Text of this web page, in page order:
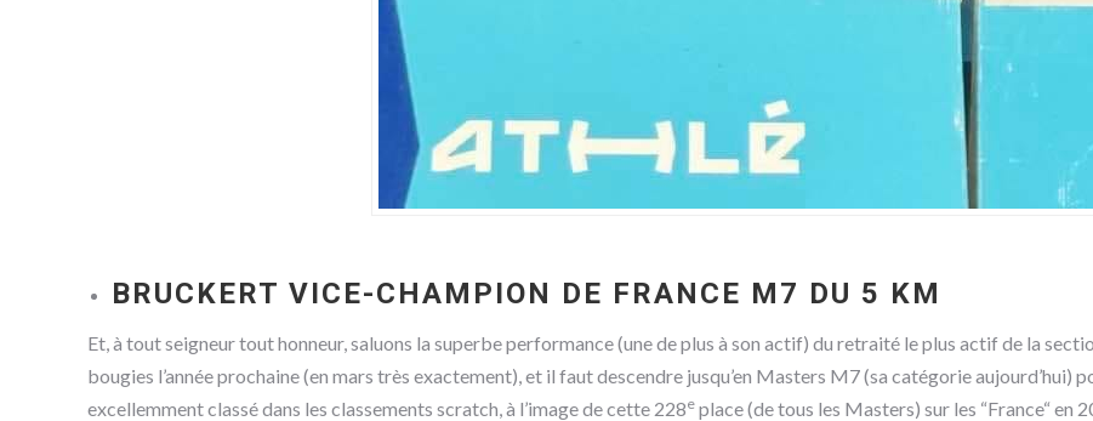
BRUCKERT VICE-CHAMPION DE FRANCE M7 DU 5 KM
Et, à tout seigneur tout honneur, saluons la superbe performance (une de plus à son actif) du retraité le plus actif de la
bougies l’année prochaine (en mars très exactement), et il faut descendre jusqu’en Masters M7 (sa catégorie aujourd’hui)
excellemment classé dans les classements scratch, à l’image de cette 228e place (de tous les Masters) sur les “France“ en